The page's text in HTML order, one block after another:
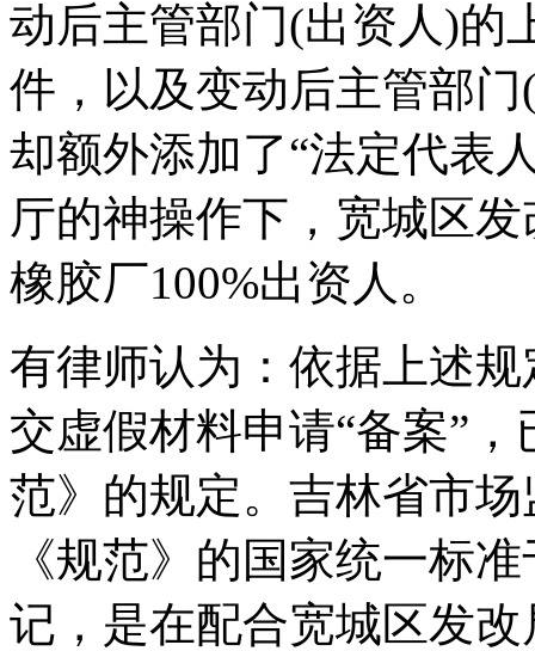
动后主管部门(出资人)的
件，以及变动后主管部
却额外添加了“法定代表
厅的神操作下，宽城区
橡胶厂100%出资人。
有律师认为：依据上述
交虚假材料申请“备案”
范》的规定。吉林省市
《规范》的国家统一标
记，是在配合宽城区发